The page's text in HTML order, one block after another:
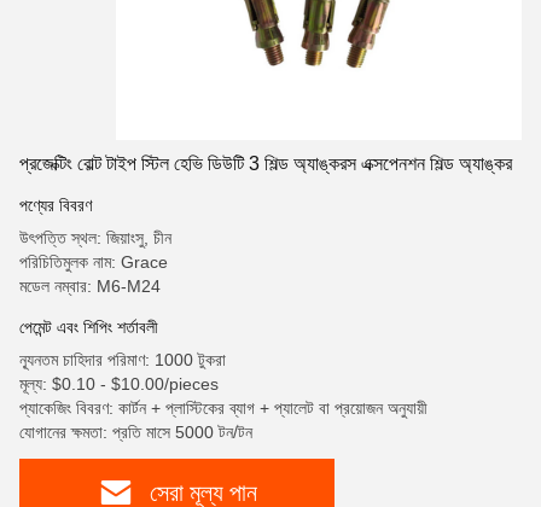
প্রজেক্টিং বোল্ট টাইপ স্টিল হেভি ডিউটি ​​3 শিল্ড অ্যাঙ্করস এক্সপেনশন শিল্ড অ্যাঙ্কর
পণ্যের বিবরণ
উৎপত্তি স্থল: জিয়াংসু, চীন
পরিচিতিমুলক নাম: Grace
মডেল নম্বার: M6-M24
পেমেন্ট এবং শিপিং শর্তাবলী
ন্যূনতম চাহিদার পরিমাণ: 1000 টুকরা
মূল্য: $0.10 - $10.00/pieces
প্যাকেজিং বিবরণ: কার্টন + প্লাস্টিকের ব্যাগ + প্যালেট বা প্রয়োজন অনুযায়ী
যোগানের ক্ষমতা: প্রতি মাসে 5000 টন/টন
সেরা মূল্য পান